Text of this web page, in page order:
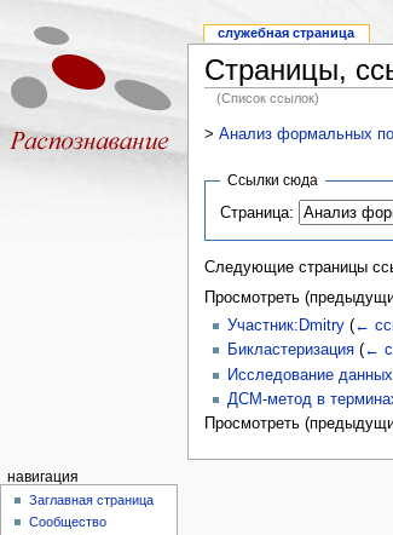
Страницы,
(Список ссылок)
> Анализ формальных
Ссылки сюда
Страница:
Следующие страницы
Просмотреть
Участник:Dmitry (←
Бикластеризация (←
Исследование
ДСМ-метод в
Просмотреть
служебная страница
навигация
Заглавная страница
Сообщество